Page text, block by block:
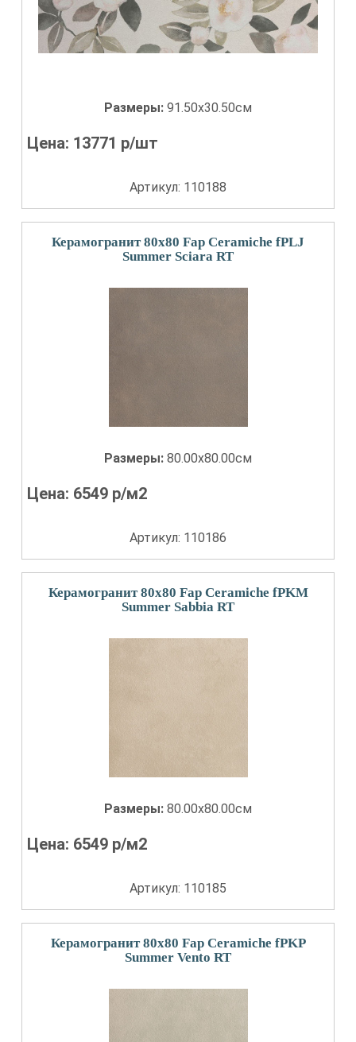
Размеры: 91.50x30.50см
Цена: 13771 р/шт
Артикул: 110188
Керамогранит 80x80 Fap Ceramiche fPLJ
Summer Sciara RT
Размеры: 80.00x80.00см
Цена: 6549 р/м2
Артикул: 110186
Керамогранит 80x80 Fap Ceramiche fPKM
Summer Sabbia RT
Размеры: 80.00x80.00см
Цена: 6549 р/м2
Артикул: 110185
Керамогранит 80x80 Fap Ceramiche fPKP
Summer Vento RT